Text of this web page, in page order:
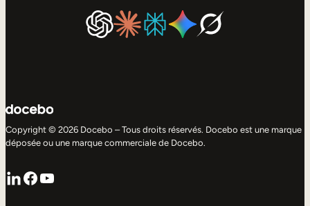
Copyright © 2026 Docebo – Tous droits réservés. Docebo est une marque
déposée ou une marque commerciale de Docebo.
LinkedIn
Facebook
YouTube